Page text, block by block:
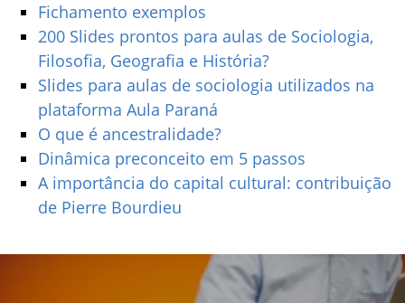
Fichamento exemplos
200 Slides prontos para aulas de Sociologia,
Filosofia, Geografia e História?
Slides para aulas de sociologia utilizados na
plataforma Aula Paraná
O que é ancestralidade?
Dinâmica preconceito em 5 passos
A importância do capital cultural: contribuição
de Pierre Bourdieu